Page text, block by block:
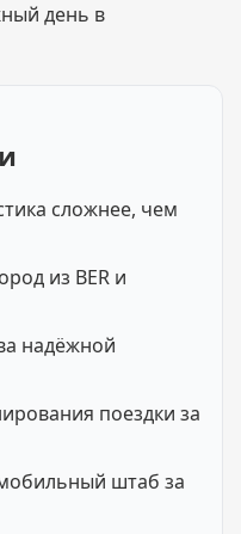
день в
сложнее, чем
из BER и
надёжной
поездки за
штаб за